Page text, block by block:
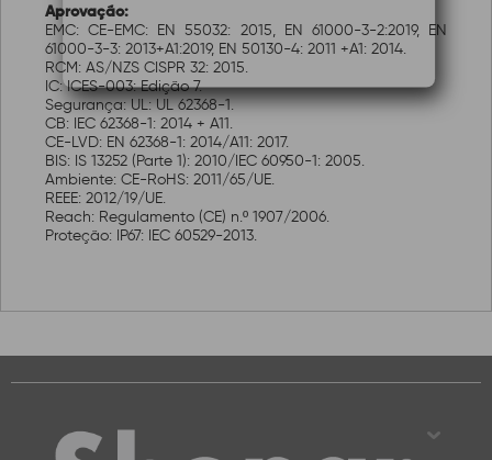
Aprovação:
EMC: CE-EMC: EN 55032: 2015, EN 61000-3-2:2019, EN
61000-3-3: 2013+A1:2019, EN 50130-4: 2011 +A1: 2014.
RCM: AS/NZS CISPR 32: 2015.
IC: ICES-003: Edição 7.
Segurança: UL: UL 62368-1.
CB: IEC 62368-1: 2014 + A11.
CE-LVD: EN 62368-1: 2014/A11: 2017.
BIS: IS 13252 (Parte 1): 2010/IEC 60950-1: 2005.
Ambiente: CE-RoHS: 2011/65/UE.
REEE: 2012/19/UE.
Reach: Regulamento (CE) n.º 1907/2006.
Proteção: IP67: IEC 60529-2013.